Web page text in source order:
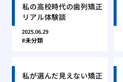
私の高校時代の歯列矯正
リアル体験談
2025.06.29
未分類
私が選んだ見えない矯正